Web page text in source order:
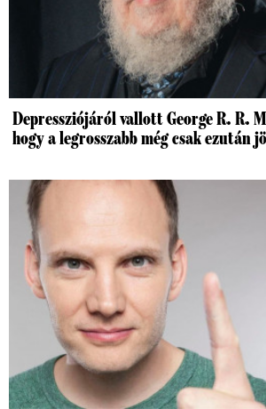
Depressziójáról vallott George R. R.
hogy a legrosszabb még csak ezután